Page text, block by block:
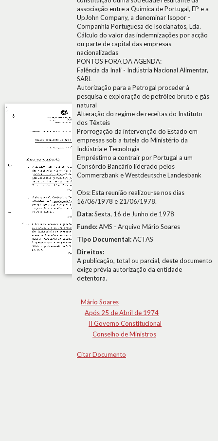
associação entre a Química de Portugal, EP e a
UpJohn Company, a denominar Isopor -
Companhia Portuguesa de Isocianatos, Lda.
Cálculo do valor das indemnizações por acção
ou parte de capital das empresas
nacionalizadas
PONTOS FORA DA AGENDA:
Falência da Inali - Indústria Nacional Alimentar,
SARL
Autorização para a Petrogal proceder à
pesquisa e exploração de petróleo bruto e gás
natural
Alteração do regime de receitas do Instituto
dos Têxteis
Prorrogação da intervenção do Estado em
empresas sob a tutela do Ministério da
Indústria e Tecnologia
Empréstimo a contrair por Portugal a um
Consórcio Bancário liderado pelos
Commerzbank e Westdeutsche Landesbank
Obs: Esta reunião realizou-se nos dias
16/06/1978 e 21/06/1978.
Data:Sexta, 16 de Junho de 1978
Fundo:AMS - Arquivo Mário Soares
Tipo Documental:ACTAS
Direitos:
A publicação, total ou parcial, deste documento
exige prévia autorização da entidade
detentora.
Mário Soares
Após 25 de Abril de 1974
II Governo Constitucional
Conselho de Ministros
Citar Documento